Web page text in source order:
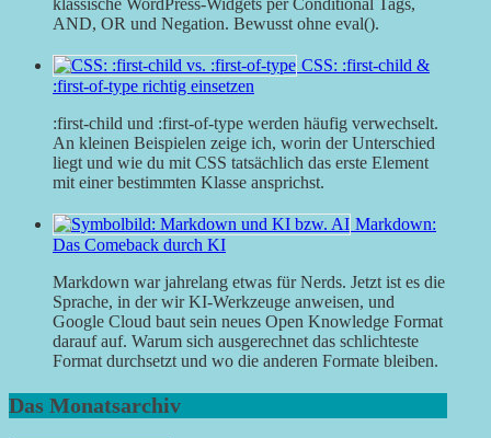
klassische WordPress-Widgets per Conditional Tags,
AND, OR und Negation. Bewusst ohne eval().
CSS: :first-child &
:first-of-type richtig einsetzen
:first-child und :first-of-type werden häufig verwechselt.
An kleinen Beispielen zeige ich, worin der Unterschied
liegt und wie du mit CSS tatsächlich das erste Element
mit einer bestimmten Klasse ansprichst.
Markdown:
Das Comeback durch KI
Markdown war jahrelang etwas für Nerds. Jetzt ist es die
Sprache, in der wir KI-Werkzeuge anweisen, und
Google Cloud baut sein neues Open Knowledge Format
darauf auf. Warum sich ausgerechnet das schlichteste
Format durchsetzt und wo die anderen Formate bleiben.
Das Monatsarchiv